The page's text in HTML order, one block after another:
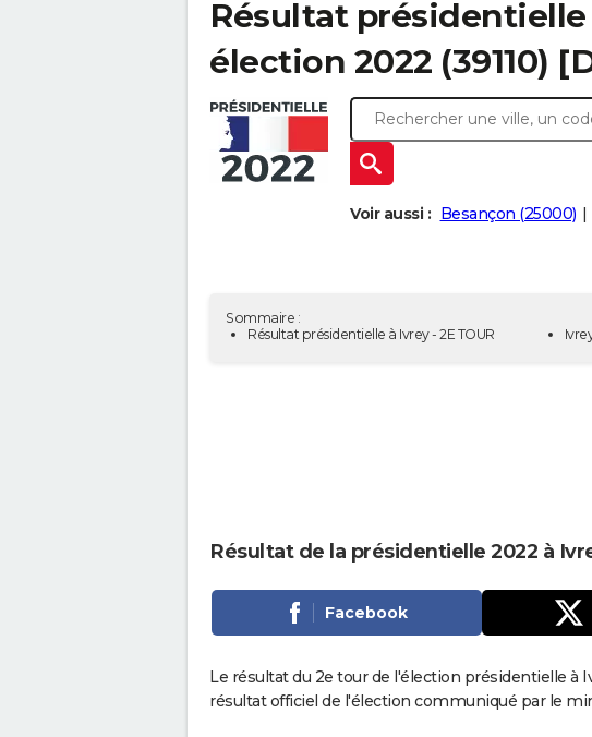
Résultat présidentielle
élection 2022 (39110)
Voir aussi : Besançon (25000)
Sommaire :
Résultat présidentielle à Ivrey - 2E TOUR
Résultat de la présidentielle 2022 à
Facebook
Le résultat du 2e tour de l'élection présidentielle à
résultat officiel de l'élection communiqué par le